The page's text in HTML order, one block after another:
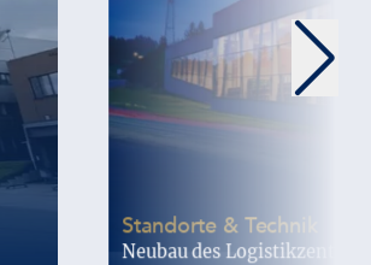
Standorte & Technik
Neubau des Logistikzentrums